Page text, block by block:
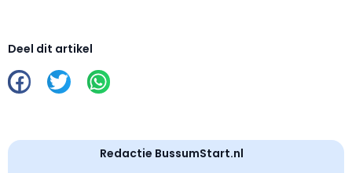
Deel dit artikel
Redactie BussumStart.nl